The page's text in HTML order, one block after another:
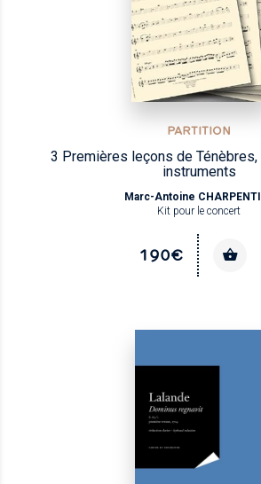
PARTITION
3 Premières leçons de
instruments
Marc-Antoine
Kit pour le concert
190€